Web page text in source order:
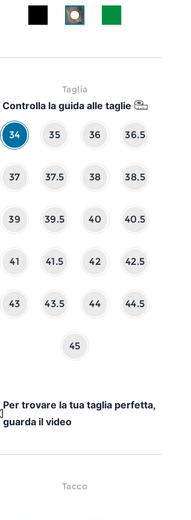
Oro/platino
Taglia
Controlla la guida alle taglie
34 35 36 36.5
37 37.5 38 38.5
39 39.5 40 40.5
41 41.5 42 42.5
43 43.5 44 44.5
45
Per trovare la tua taglia perfetta,
guarda il video
Tacco